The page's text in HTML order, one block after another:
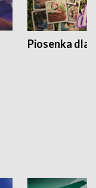
Piosenka dla